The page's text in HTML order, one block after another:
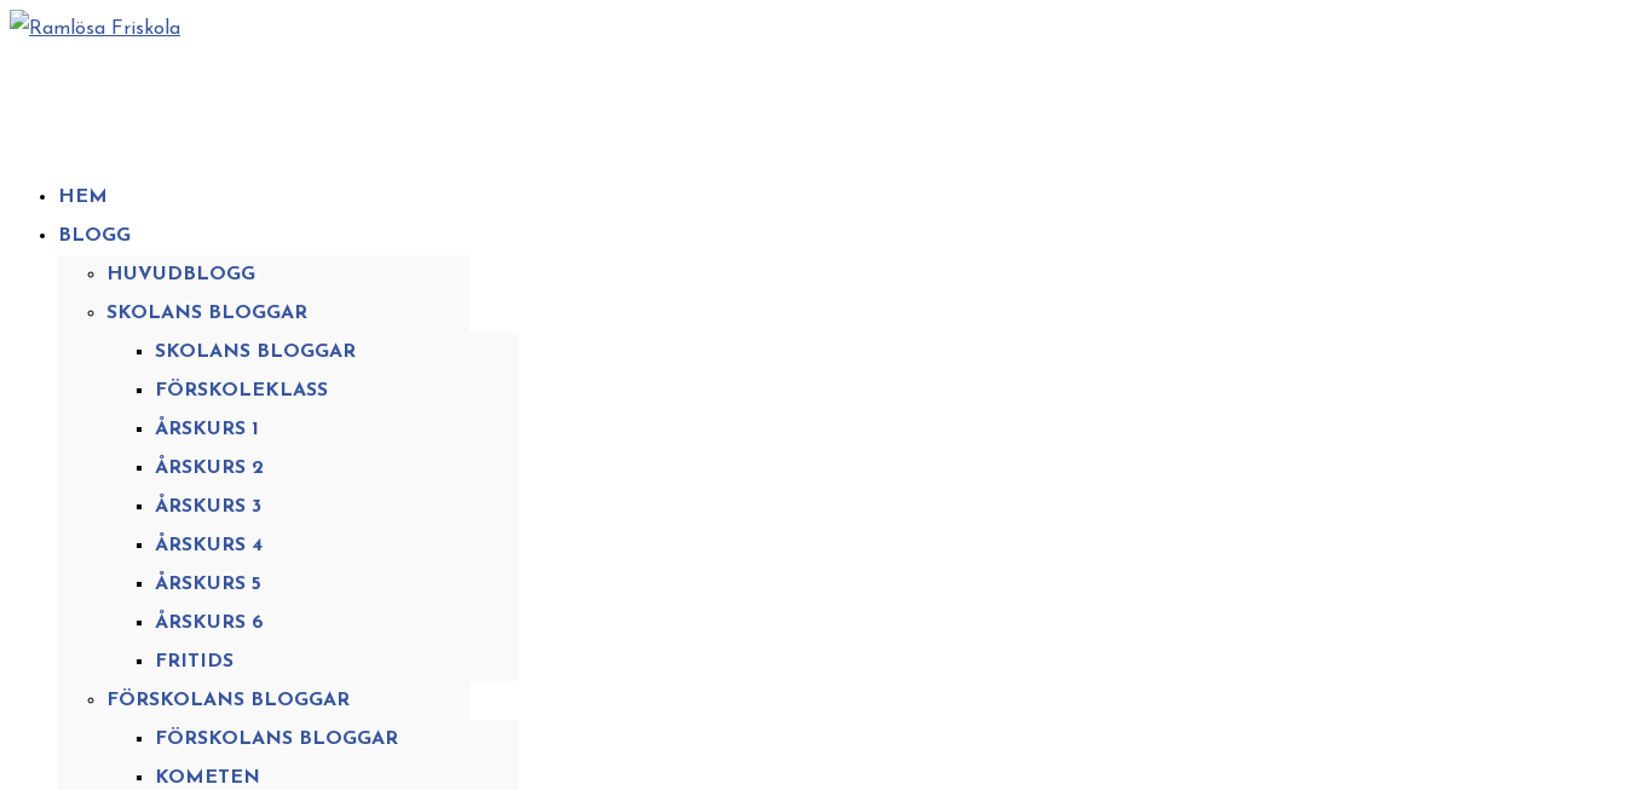
HEM
BLOGG
HUVUDBLOGG
SKOLANS BLOGGAR
SKOLANS BLOGGAR
FÖRSKOLEKLASS
ÅRSKURS 1
ÅRSKURS 2
ÅRSKURS 3
ÅRSKURS 4
ÅRSKURS 5
ÅRSKURS 6
FRITIDS
FÖRSKOLANS BLOGGAR
FÖRSKOLANS BLOGGAR
KOMETEN